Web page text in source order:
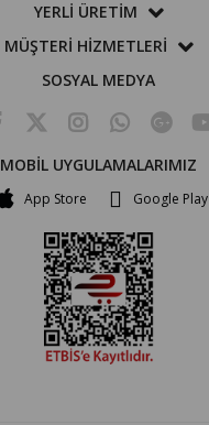
YERLİ ÜRETİM
MÜŞTERİ HİZMETLERİ
SOSYAL MEDYA
MOBİL UYGULAMALARIMIZ
App Store Google Play